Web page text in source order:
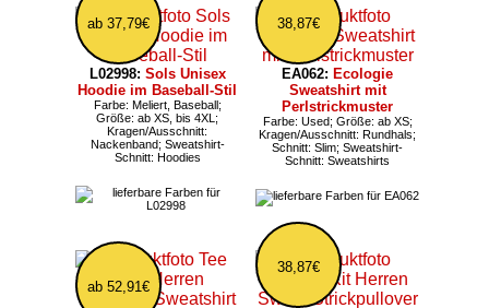
ab 37,79€
L02998: Sols Unisex
Hoodie im Baseball-Stil
Farbe: Meliert, Baseball;
Größe: ab XS, bis 4XL;
Kragen/Ausschnitt:
Nackenband; Sweatshirt-
Schnitt: Hoodies
38,87€
EA062: Ecologie
Sweatshirt mit
Perlstrickmuster
Farbe: Used; Größe: ab XS;
Kragen/Ausschnitt: Rundhals;
Schnitt: Slim; Sweatshirt-
Schnitt: Sweatshirts
ab 52,91€
38,87€